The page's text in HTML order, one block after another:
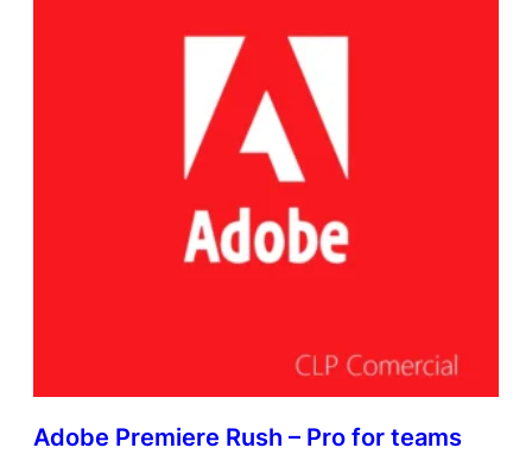
Adobe Premiere Rush – Pro for teams